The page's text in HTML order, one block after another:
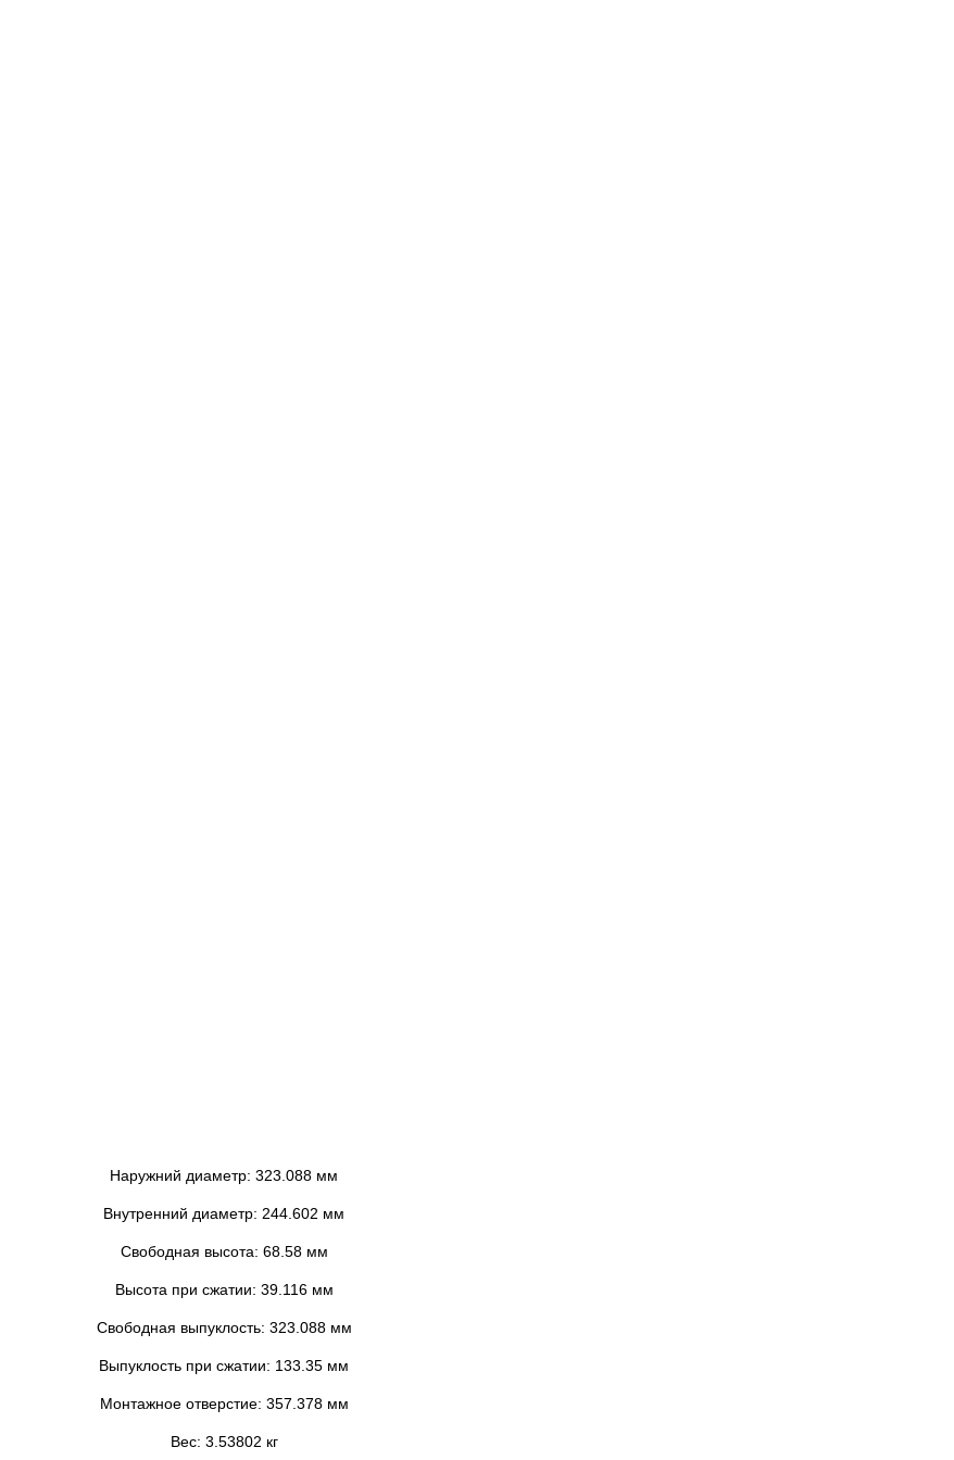
Наружний диаметр: 323.088 мм
Внутренний диаметр: 244.602 мм
Свободная высота: 68.58 мм
Высота при сжатии: 39.116 мм
Свободная выпуклость: 323.088 мм
Выпуклость при сжатии: 133.35 мм
Монтажное отверстие: 357.378 мм
Вес: 3.53802 кг